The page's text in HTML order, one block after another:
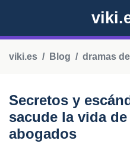
viki.es Blog dramas
Secretos y
sacude la vida
abogados